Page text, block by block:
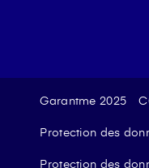
Garantme 2025
Protection des
Protection des